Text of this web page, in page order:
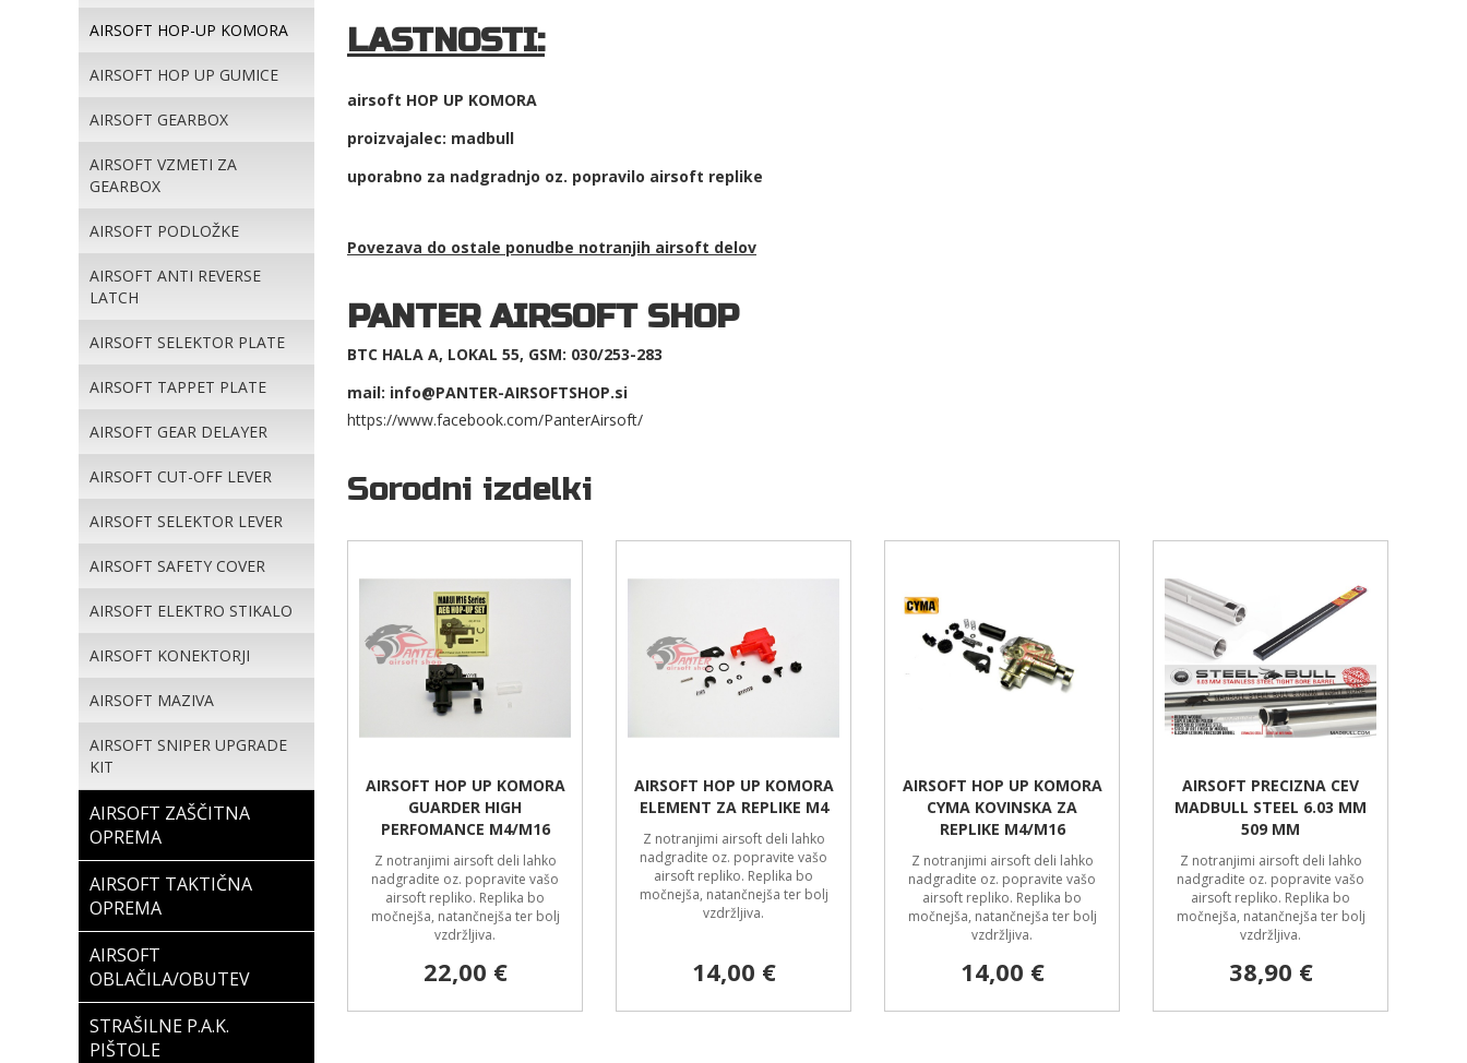
AIRSOFT HOP-UP KOMORA
AIRSOFT HOP UP GUMICE
AIRSOFT GEARBOX
AIRSOFT VZMETI ZA
GEARBOX
AIRSOFT PODLOŽKE
AIRSOFT ANTI REVERSE
LATCH
AIRSOFT SELEKTOR PLATE
AIRSOFT TAPPET PLATE
AIRSOFT GEAR DELAYER
AIRSOFT CUT-OFF LEVER
AIRSOFT SELEKTOR LEVER
AIRSOFT SAFETY COVER
AIRSOFT ELEKTRO STIKALO
AIRSOFT KONEKTORJI
AIRSOFT MAZIVA
AIRSOFT SNIPER UPGRADE
KIT
AIRSOFT ZAŠČITNA
OPREMA
AIRSOFT TAKTIČNA
OPREMA
AIRSOFT
OBLAČILA/OBUTEV
STRAŠILNE P.A.K.
PIŠTOLE
LASTNOSTI:
airsoft HOP UP KOMORA
proizvajalec: madbull
uporabno za nadgradnjo oz. popravilo airsoft replike
Povezava do ostale ponudbe notranjih airsoft delov
PANTER AIRSOFT SHOP
BTC HALA A, LOKAL 55, GSM: 030/253-283
mail: info@PANTER-AIRSOFTSHOP.si
https://www.facebook.com/PanterAirsoft/
Sorodni izdelki
AIRSOFT HOP UP KOMORA
GUARDER HIGH
PERFOMANCE M4/M16
Z notranjimi airsoft deli lahko
nadgradite oz. popravite vašo
airsoft repliko. Replika bo
močnejša, natančnejša ter bolj
vzdržljiva.
22,00 €
AIRSOFT HOP UP KOMORA
ELEMENT ZA REPLIKE M4
Z notranjimi airsoft deli lahko
nadgradite oz. popravite vašo
airsoft repliko. Replika bo
močnejša, natančnejša ter bolj
vzdržljiva.
14,00 €
AIRSOFT HOP UP KOMORA
CYMA KOVINSKA ZA
REPLIKE M4/M16
Z notranjimi airsoft deli lahko
nadgradite oz. popravite vašo
airsoft repliko. Replika bo
močnejša, natančnejša ter bolj
vzdržljiva.
14,00 €
AIRSOFT PRECIZNA CEV
MADBULL STEEL 6.03 MM
509 MM
Z notranjimi airsoft deli lahko
nadgradite oz. popravite vašo
airsoft repliko. Replika bo
močnejša, natančnejša ter bolj
vzdržljiva.
38,90 €